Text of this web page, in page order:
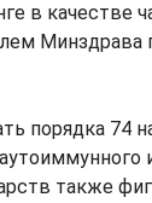
в качестве
Минздрава
порядка 74
также